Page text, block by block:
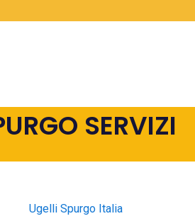
SERVIZI
Ugelli Spurgo Italia